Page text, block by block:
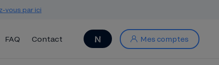
vous par ici
Mes comptes
FAQ Contact